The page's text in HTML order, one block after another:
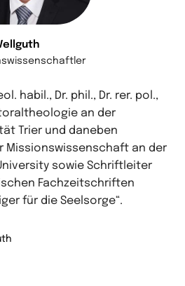
habil., Dr. phil., Dr. rer. pol.,
an der
Trier und daneben
Missionswissenschaft an der
sowie Schriftleiter
Fachzeitschriften
für die Seelsorge“.